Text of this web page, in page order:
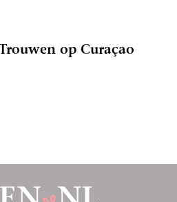
Trouwen op Curaçao